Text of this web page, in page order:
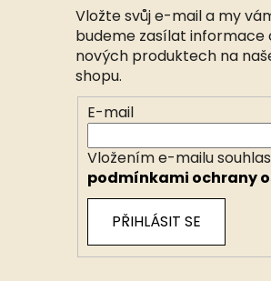
Vložte svůj e-mail a my
budeme zasílat informace
nových produktech na
shopu.
E-mail
Vložením e-mailu
podmínkami ochrany
PŘIHLÁSIT SE